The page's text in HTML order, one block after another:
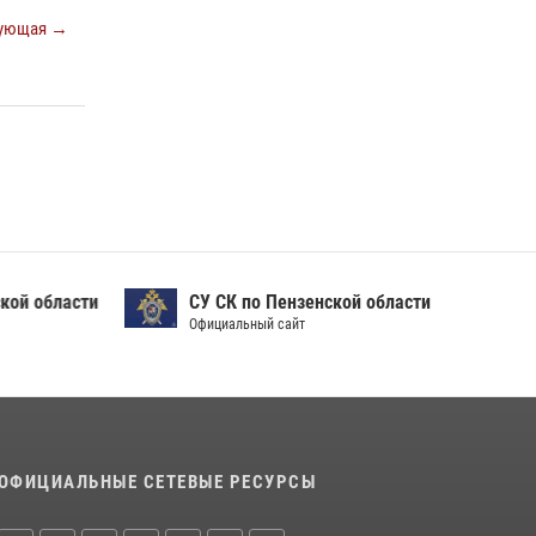
→
11 июля 2026, 10:00 2
области СУ СК по Пензенской области
Официальный сайт
СЕТЕВЫЕ РЕСУРСЫ